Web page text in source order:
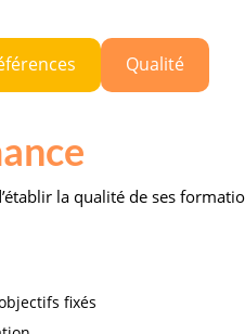
Qualité
la qualité de ses
fixés